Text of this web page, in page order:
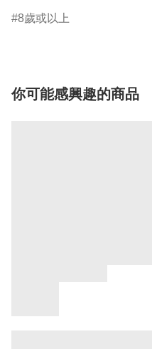
8歲或以上
你可能感興趣的商品